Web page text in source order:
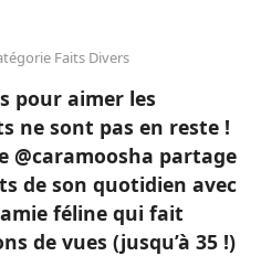
Tops
Faits Divers
pour aimer les
ne sont pas en reste !
@caramoosha partage
de son quotidien avec
féline qui fait
de vues (jusqu’à 35 !)